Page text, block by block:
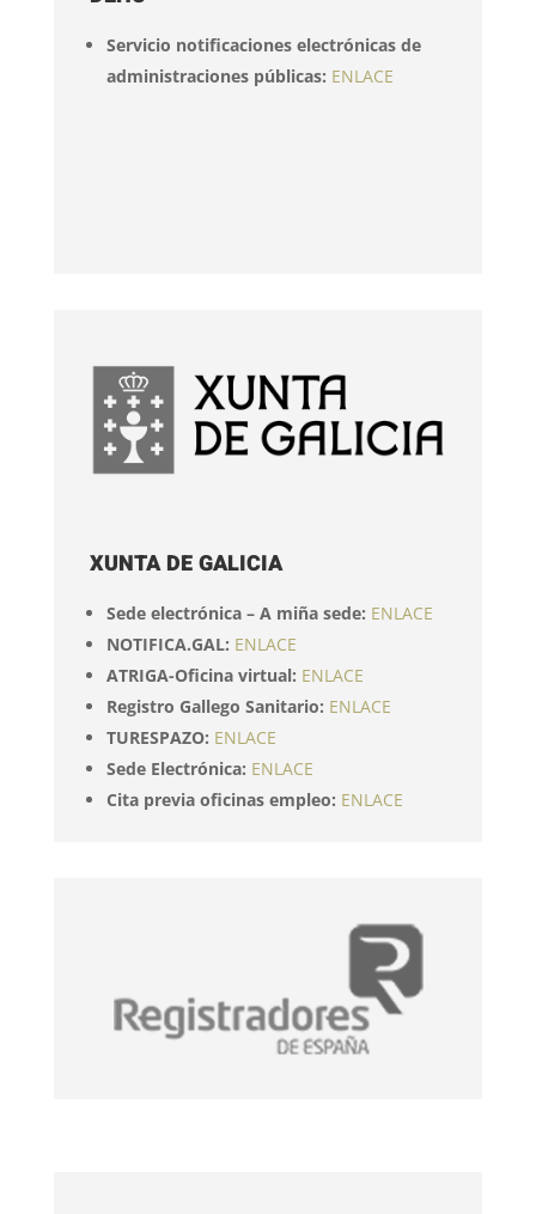
Servicio notificaciones electrónicas de
administraciones públicas: ENLACE
XUNTA DE GALICIA
Sede electrónica – A miña sede: ENLACE
NOTIFICA.GAL: ENLACE
ATRIGA-Oficina virtual: ENLACE
Registro Gallego Sanitario: ENLACE
TURESPAZO: ENLACE
Sede Electrónica: ENLACE
Cita previa oficinas empleo: ENLACE